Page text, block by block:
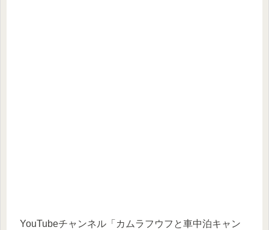
YouTubeチャンネル「カムラフウフと車中泊キャン